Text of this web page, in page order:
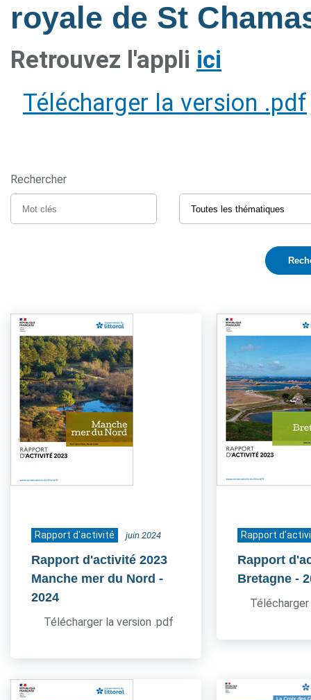
royale de St
Retrouvez l'appli ici
Télécharger la version .pdf
Rechercher
Rapport d'activité juin 2024
Rapport d'activité 2023
Manche mer du Nord -
2024
Télécharger la version .pdf
Rapport
Rapport
Bretagne -